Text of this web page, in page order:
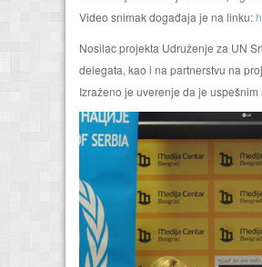
Video snimak događaja je na linku:
Nosilac projekta Udruženje za UN
delegata, kao i na partnerstvu na
Izraženo je uverenje da je